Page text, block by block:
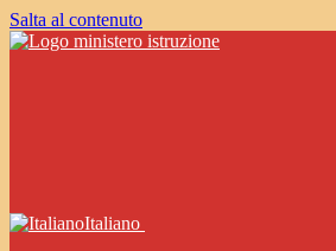
Salta al contenuto
Italiano